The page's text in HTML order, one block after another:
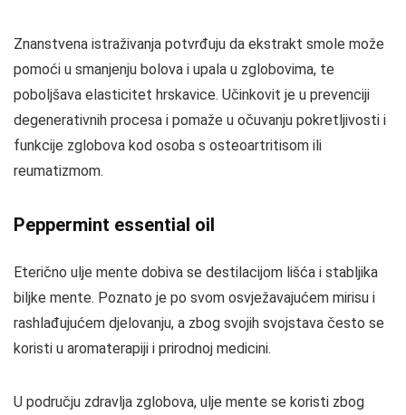
Znanstvena istraživanja potvrđuju da ekstrakt smole može
pomoći u smanjenju bolova i upala u zglobovima, te
poboljšava elasticitet hrskavice. Učinkovit je u prevenciji
degenerativnih procesa i pomaže u očuvanju pokretljivosti i
funkcije zglobova kod osoba s osteoartritisom ili
reumatizmom.
Peppermint essential oil
Eterično ulje mente dobiva se destilacijom lišća i stabljika
biljke mente. Poznato je po svom osvježavajućem mirisu i
rashlađujućem djelovanju, a zbog svojih svojstava često se
koristi u aromaterapiji i prirodnoj medicini.
U području zdravlja zglobova, ulje mente se koristi zbog